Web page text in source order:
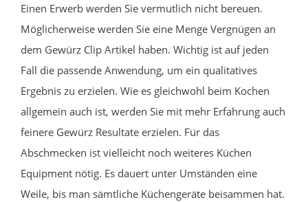
Einen Erwerb werden Sie vermutlich nicht bereuen.
Möglicherweise werden Sie eine Menge Vergnügen an
dem Gewürz Clip Artikel haben. Wichtig ist auf jeden
Fall die passende Anwendung, um ein qualitatives
Ergebnis zu erzielen. Wie es gleichwohl beim Kochen
allgemein auch ist, werden Sie mit mehr Erfahrung auch
feinere Gewürz Resultate erzielen. Für das
Abschmecken ist vielleicht noch weiteres Küchen
Equipment nötig. Es dauert unter Umständen eine
Weile, bis man sämtliche Küchengeräte beisammen hat.